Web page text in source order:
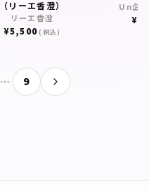
（リーエ香澄）
リーエ香澄
¥5,500(税込)
Un企
¥
… 9